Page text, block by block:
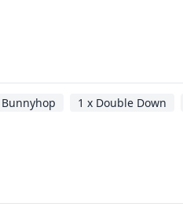
Bunnyhop 1 x Double Down